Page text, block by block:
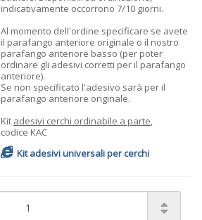
indicativamente occorrono 7/10 giorni.
Al momento dell'ordine specificare se avete
il parafango anteriore originale o il nostro
parafango anteriore basso (per poter
ordinare gli adesivi corretti per il parafango
anteriore).
Se non specificato l'adesivo sarà per il
parafango anteriore originale.
Kit adesivi cerchi ordinabile a parte,
codice KAC
Kit adesivi universali per cerchi